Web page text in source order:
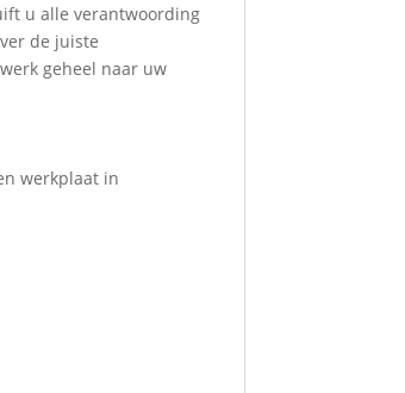
u alle verantwoording
de juiste
geheel naar uw
werkplaat in